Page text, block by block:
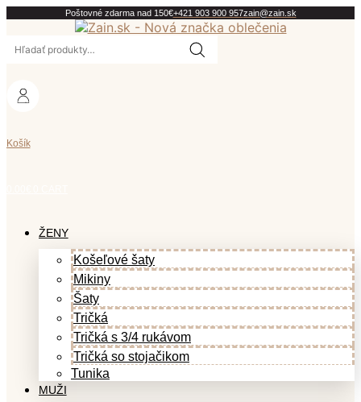
obsah
Poštovné zdarma nad 150€+421 903 900 957zain@zain.sk
Hľadať:
Košík
ŽENY
Košeľové šaty
Mikiny
Šaty
Tričká
Tričká s 3/4 rukávom
Tričká so stojačikom
Tunika
MUŽI